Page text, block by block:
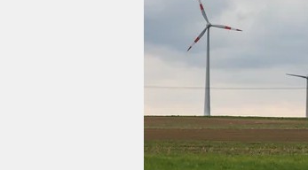
veranstaltungen
fragen & hilfe
unterstützen